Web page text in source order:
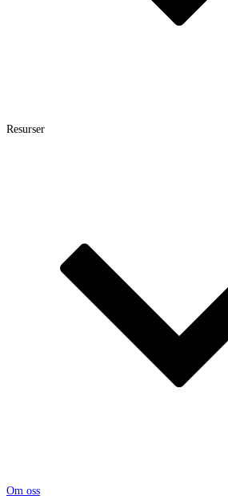
Resurser
Om oss